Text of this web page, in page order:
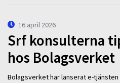
16 april 2026
Srf konsulterna
hos Bolagsverket
Bolagsverket har lanserat e-